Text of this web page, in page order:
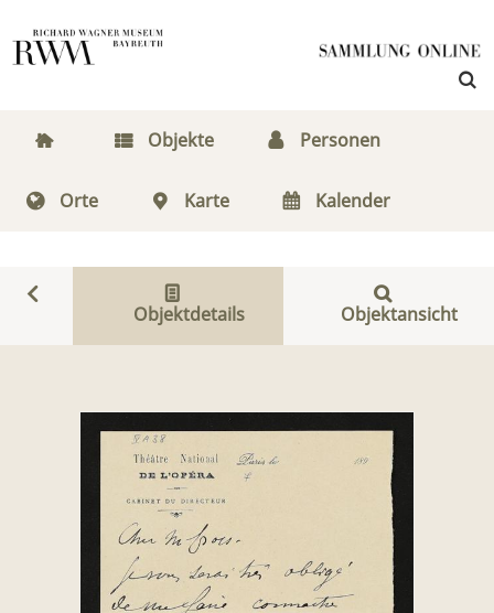
Objekte Personen
Orte Karte Kalender
Objektdetails Objektansicht